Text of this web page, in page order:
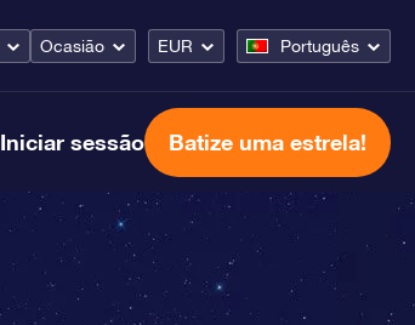
Ocasião EUR Português
Iniciar sessão Batize uma estrela!